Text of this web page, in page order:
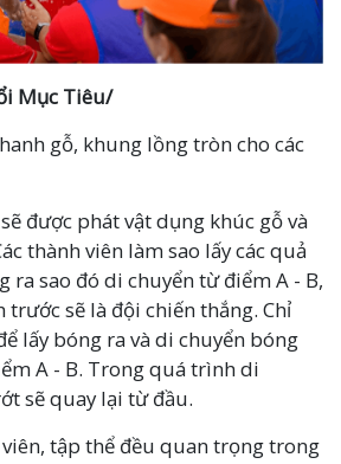
Mục Tiêu/
gỗ, khung lồng tròn cho các
được phát vật dụng khúc gỗ và
thành viên làm sao lấy các quả
ra sao đó di chuyển từ điểm A - B,
trước sẽ là đội chiến thắng. Chỉ
lấy bóng ra và di chuyển bóng
A - B. Trong quá trình di
sẽ quay lại từ đầu.
tập thể đều quan trọng trong